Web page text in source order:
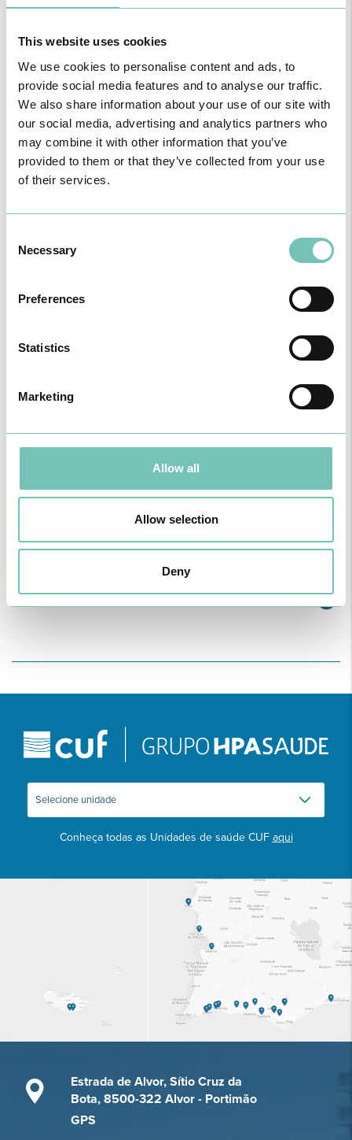
This website uses cookies
We use cookies to personalise content and ads, to
provide social media features and to analyse our traffic.
We also share information about your use of our site with
our social media, advertising and analytics partners who
may combine it with other information that you’ve
provided to them or that they’ve collected from your use
of their services.
Selection
Necessary
Preferences
Statistics
Marketing
Allow all
Allow selection
Deny
O GRUPO HPA AGORA É CUF: JUNTOS E CADA VEZ MAIS
Para cuidar de si no Algarve, Alentejo e Madeira
Realizou-se no Hospital CUF Faro a primeira Cirurgia de Estrabismo
Pediátrico n…
PODCAST EM ONCOLOGIA
Conheça todas as Unidades de saúde CUF aqui
Estrada de Alvor, Sítio Cruz da
Bota, 8500-322 Alvor - Portimão
GPS